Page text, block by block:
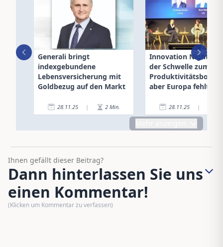
Generali bringt
indexgebundene
Lebensversicherung mit
Goldbezug auf den Markt
28.11.25 | 2 Min.
Innovation Night:
der Schwelle zum
aber Europa fehlt der
28.11.25 |
Ihnen gefällt dieser Beitrag?
Dann hinterlassen Sie uns
einen Kommentar!
(Klicken um Kommentar zu verfassen)